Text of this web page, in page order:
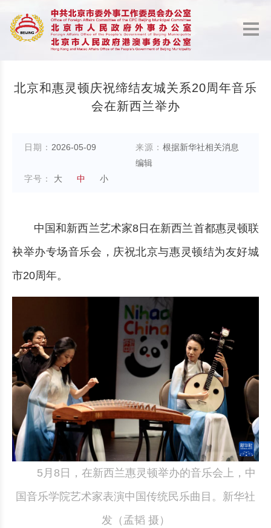
北京和惠灵顿庆祝缔结友城关系20周年音乐
会在新西兰举办
日期： 2026-05-09 来源： 根据新华社相关消息
编辑
字号：
大 中 小
中国和新西兰艺术家8日在新西兰首都惠灵顿联
袂举办专场音乐会，庆祝北京与惠灵顿结为友好城
市20周年。
5月8日，在新西兰惠灵顿举办的音乐会上，中
国音乐学院艺术家表演中国传统民乐曲目。新华社
发（孟韬 摄）